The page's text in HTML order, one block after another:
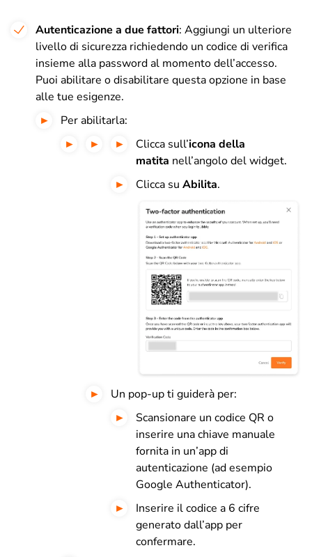
Autenticazione a due fattori: Aggiungi un ulteriore
livello di sicurezza richiedendo un codice di verifica
insieme alla password al momento dell’accesso.
Puoi abilitare o disabilitare questa opzione in base
alle tue esigenze.
Per abilitarla:
Clicca sull’icona della
matita nell’angolo del widget.
Clicca su Abilita.
Un pop-up ti guiderà per:
Scansionare un codice QR o
inserire una chiave manuale
fornita in un’app di
autenticazione (ad esempio
Google Authenticator).
Inserire il codice a 6 cifre
generato dall’app per
confermare.